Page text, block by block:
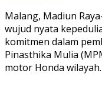
Malang, Madiun
wujud nyata
komitmen dalam
Pinasthika Mulia
motor Honda